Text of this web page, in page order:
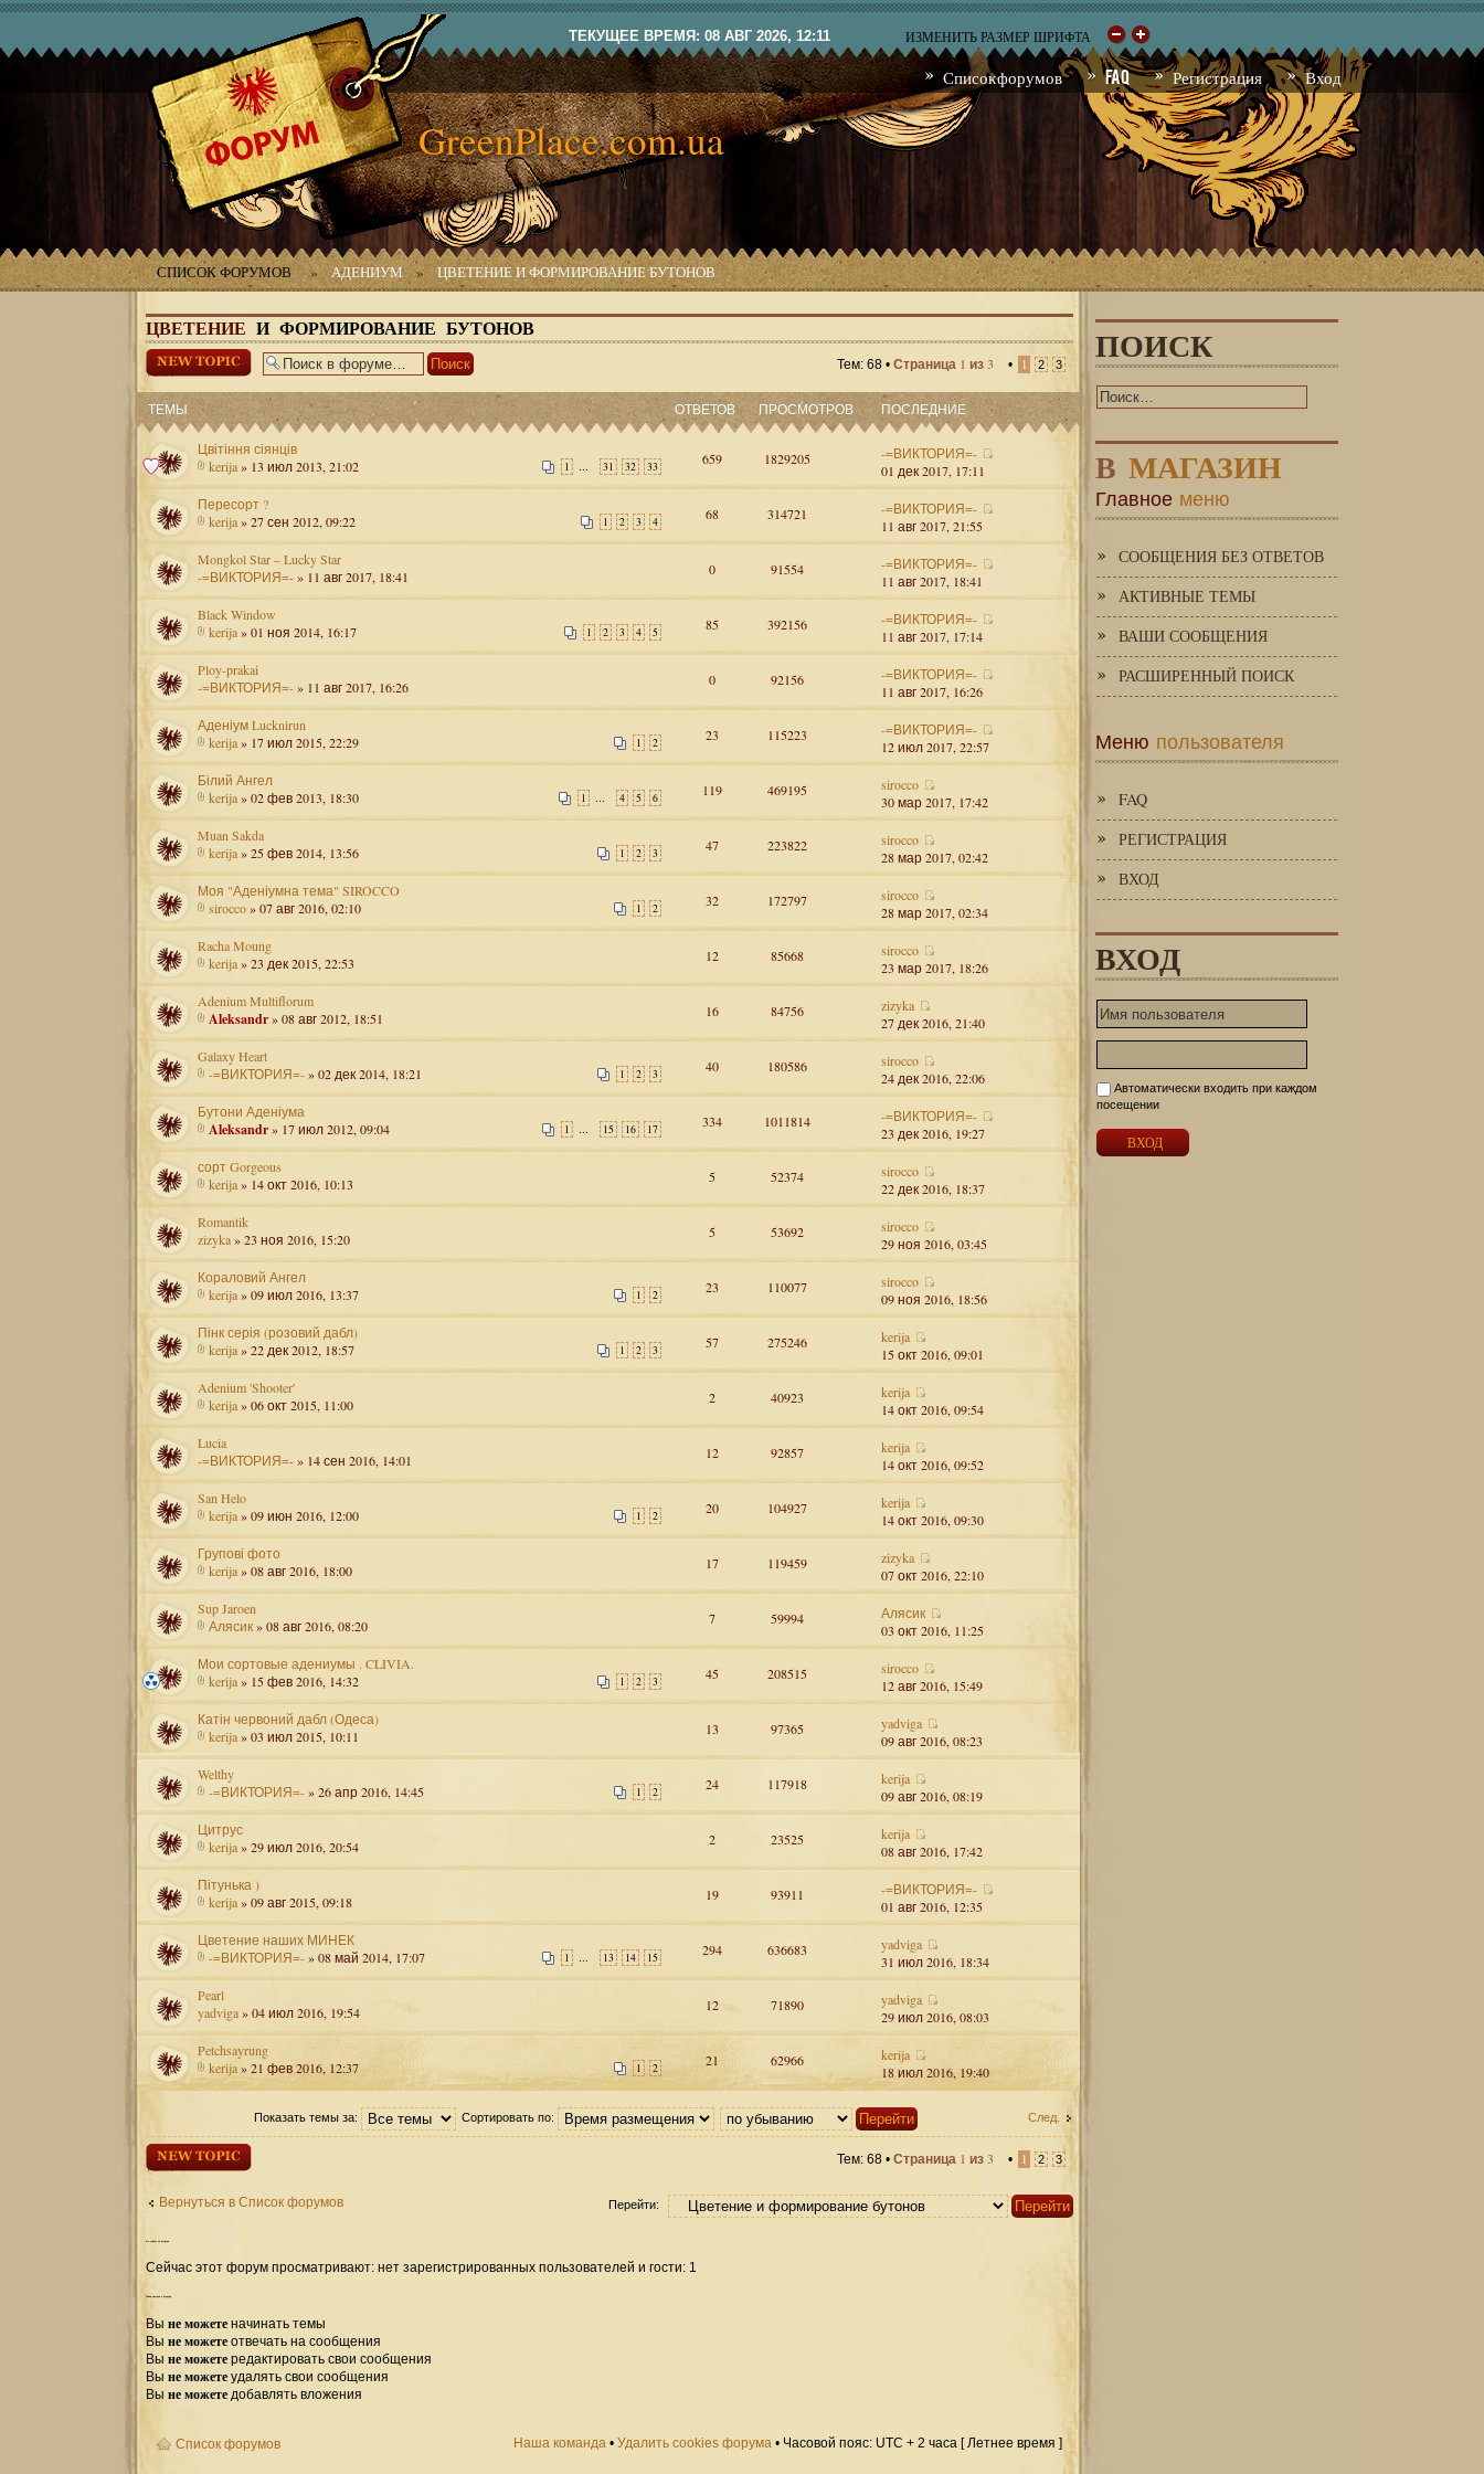
ТЕКУЩЕЕ ВРЕМЯ: 08 АВГ 2026, 12:11 ИЗМЕНИТЬ РАЗМЕР ШРИФТА
Список форумов FAQ Регистрация Вход
GreenPlace.com.ua
СПИСОК ФОРУМОВ » АДЕНИУМ » ЦВЕТЕНИЕ И ФОРМИРОВАНИЕ БУТОНОВ
ЦВЕТЕНИЕ И ФОРМИРОВАНИЕ БУТОНОВ
Начать новую
тему
Тем: 68 • Страница 1 из 3 • 1 2 3
ТЕМЫ ОТВЕТОВ ПРОСМОТРОВ ПОСЛЕДНИЕ
Цвітіння сіянців
1 ... 31 32 33
kerija» 13 июл 2013, 21:02 659 1829205
-=ВИКТОРИЯ=-
01 дек 2017, 17:11
Пересорт ?
1 2 3 4
kerija» 27 сен 2012, 09:22 68 314721
-=ВИКТОРИЯ=-
11 авг 2017, 21:55
Mongkol Star – Lucky Star
-=ВИКТОРИЯ=-» 11 авг 2017, 18:41 0 91554
-=ВИКТОРИЯ=-
11 авг 2017, 18:41
Black Window
1 2 3 4 5
kerija» 01 ноя 2014, 16:17 85 392156
-=ВИКТОРИЯ=-
11 авг 2017, 17:14
Ploy-prakai
-=ВИКТОРИЯ=-» 11 авг 2017, 16:26 0 92156
-=ВИКТОРИЯ=-
11 авг 2017, 16:26
Аденіум Lucknirun
1 2
kerija» 17 июл 2015, 22:29 23 115223
-=ВИКТОРИЯ=-
12 июл 2017, 22:57
Білий Ангел
1 ... 4 5 6
kerija» 02 фев 2013, 18:30 119 469195
sirocco
30 мар 2017, 17:42
Muan Sakda
1 2 3
kerija» 25 фев 2014, 13:56 47 223822
sirocco
28 мар 2017, 02:42
Моя "Аденіумна тема" SIROCCO
1 2
sirocco» 07 авг 2016, 02:10 32 172797
sirocco
28 мар 2017, 02:34
Racha Moung
kerija» 23 дек 2015, 22:53 12 85668
sirocco
23 мар 2017, 18:26
Adenium Multiflorum
Aleksandr» 08 авг 2012, 18:51 16 84756
zizyka
27 дек 2016, 21:40
Galaxy Heart
1 2 3
-=ВИКТОРИЯ=-» 02 дек 2014, 18:21 40 180586
sirocco
24 дек 2016, 22:06
Бутони Аденіума
1 ... 15 16 17
Aleksandr» 17 июл 2012, 09:04 334 1011814
-=ВИКТОРИЯ=-
23 дек 2016, 19:27
сорт Gorgeous
kerija» 14 окт 2016, 10:13 5 52374
sirocco
22 дек 2016, 18:37
Romantik
zizyka» 23 ноя 2016, 15:20 5 53692
sirocco
29 ноя 2016, 03:45
Кораловий Ангел
1 2
kerija» 09 июл 2016, 13:37 23 110077
sirocco
09 ноя 2016, 18:56
Пінк серія (розовий дабл)
1 2 3
kerija» 22 дек 2012, 18:57 57 275246
kerija
15 окт 2016, 09:01
Adenium 'Shooter'
kerija» 06 окт 2015, 11:00 2 40923
kerija
14 окт 2016, 09:54
Lucia
-=ВИКТОРИЯ=-» 14 сен 2016, 14:01 12 92857
kerija
14 окт 2016, 09:52
San Helo
1 2
kerija» 09 июн 2016, 12:00 20 104927
kerija
14 окт 2016, 09:30
Групові фото
kerija» 08 авг 2016, 18:00 17 119459
zizyka
07 окт 2016, 22:10
Sup Jaroen
Алясик» 08 авг 2016, 08:20 7 59994
Алясик
03 окт 2016, 11:25
Мои сортовые адениумы . CLIVIA.
1 2 3
kerija» 15 фев 2016, 14:32 45 208515
sirocco
12 авг 2016, 15:49
Катін червоний дабл (Одеса)
kerija» 03 июл 2015, 10:11 13 97365
yadviga
09 авг 2016, 08:23
Welthy
1 2
-=ВИКТОРИЯ=-» 26 апр 2016, 14:45 24 117918
kerija
09 авг 2016, 08:19
Цитрус
kerija» 29 июл 2016, 20:54 2 23525
kerija
08 авг 2016, 17:42
Пітунька )
kerija» 09 авг 2015, 09:18 19 93911
-=ВИКТОРИЯ=-
01 авг 2016, 12:35
Цветение наших МИНЕК
1 ... 13 14 15
-=ВИКТОРИЯ=-» 08 май 2014, 17:07 294 636683
yadviga
31 июл 2016, 18:34
Pearl
yadviga» 04 июл 2016, 19:54 12 71890
yadviga
29 июл 2016, 08:03
Petchsayrung
1 2
kerija» 21 фев 2016, 12:37 21 62966
kerija
18 июл 2016, 19:40
След.
Показать темы за: Сортировать по:
Начать новую
тему
Тем: 68 • Страница 1 из 3 • 1 2 3
Вернуться в Список форумов Перейти:
Кто сейчас на форуме
Сейчас этот форум просматривают: нет зарегистрированных пользователей и гости: 1
Права доступа к форуму
Вы не можете начинать темы
Вы не можете отвечать на сообщения
Вы не можете редактировать свои сообщения
Вы не можете удалять свои сообщения
Вы не можете добавлять вложения
Список форумов Наша команда • Удалить cookies форума • Часовой пояс: UTC + 2 часа [ Летнее время ]
ПОИСК
В МАГАЗИН
Главное меню
СООБЩЕНИЯ БЕЗ ОТВЕТОВ
АКТИВНЫЕ ТЕМЫ
ВАШИ СООБЩЕНИЯ
РАСШИРЕННЫЙ ПОИСК
Меню пользователя
FAQ
РЕГИСТРАЦИЯ
ВХОД
ВХОД
Автоматически входить при каждом
посещении